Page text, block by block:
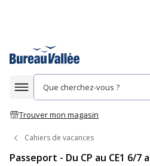
Afficher la navigation
Trouver mon magasin
Cahiers de vacances
Passeport - Du CP au CE1 6/7